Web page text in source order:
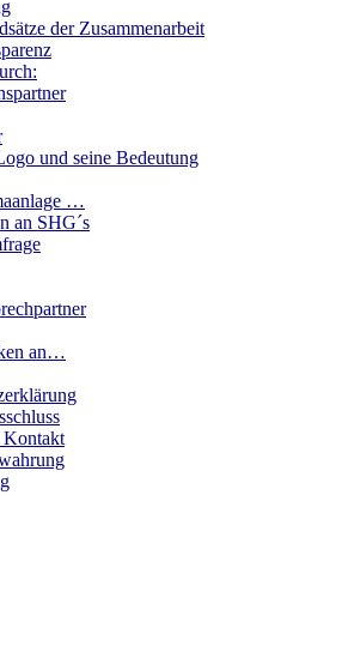
der Zusammenarbeit
und seine Bedeutung
…
an SHG´s
an…
Kontakt